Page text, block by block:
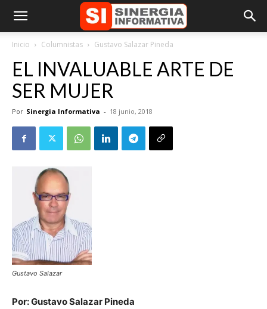
Inicio Columnistas Gustavo Salazar Pineda
EL INVALUABLE ARTE DE
SER MUJER
Por Sinergia Informativa - 18 junio, 2018
Gustavo Salazar
Por: Gustavo Salazar Pineda